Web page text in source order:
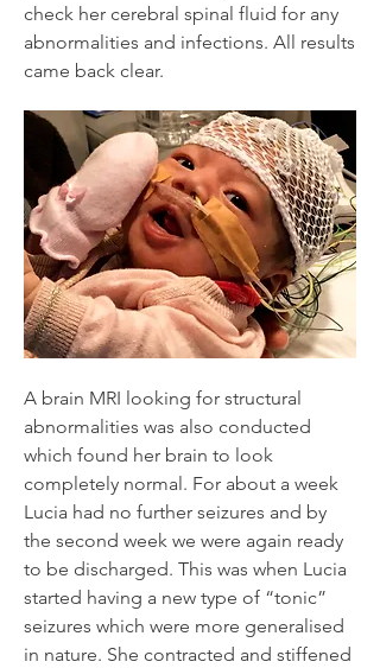
check her cerebral spinal fluid for any
abnormalities and infections. All results
came back clear.
A brain MRI looking for structural
abnormalities was also conducted
which found her brain to look
completely normal. For about a week
Lucia had no further seizures and by
the second week we were again ready
to be discharged. This was when Lucia
started having a new type of “tonic”
seizures which were more generalised
in nature. She contracted and stiffened